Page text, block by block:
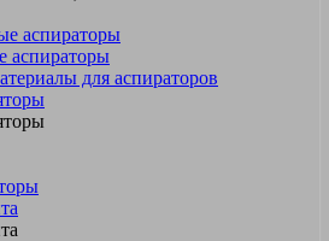
аспираторы
аспираторы
для аспираторов